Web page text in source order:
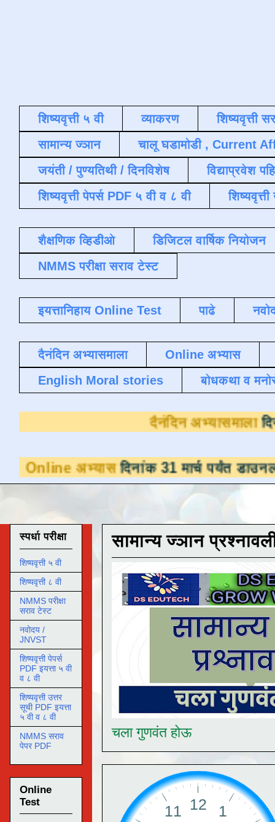
शिष्यवृत्ती ५ वी व्याकरण
शिष्यवृत्ती
सामान्य ज्ञान
चालू घडामोडी , Current
जयंती / पुण्यतिथी / दिनविशेष
विद्याप्रवेश
शिष्यवृत्ती पेपर्स PDF ५ वी व ८ वी
शैक्षणिक व्हिडीओ
डिजिटल वार्षिक नियोजन
NMMS परीक्षा सराव टेस्ट
इयत्तानिहाय Online Test पाढे
दैनंदिन अभ्यासमाला
Online अभ्यास
English Moral stories
बोधकथा व
दैनंदिन
दिनांक 31 मार्च पर्यंत डाउनलोडसाठी
सामान्य ज्ञान
चला गुणवंत होऊ
स्पर्धा परीक्षा
शिष्यवृत्ती ५ वी
शिष्यवृत्ती ८ वी
NMMS परीक्षा
सराव टेस्ट
नवोदय /
JNVST
शिष्यवृत्ती पेपर्स
PDF इयत्ता ५ वी
व ८ वी
शिष्यवृत्ती उत्तर
सूची PDF इयत्ता
५ वी व ८ वी
NMMS सराव
पेपर PDF
Online
Test